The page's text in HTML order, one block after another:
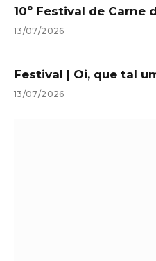
10º Festival de Carne
13/07/2026
Festival | Oi, que tal
13/07/2026